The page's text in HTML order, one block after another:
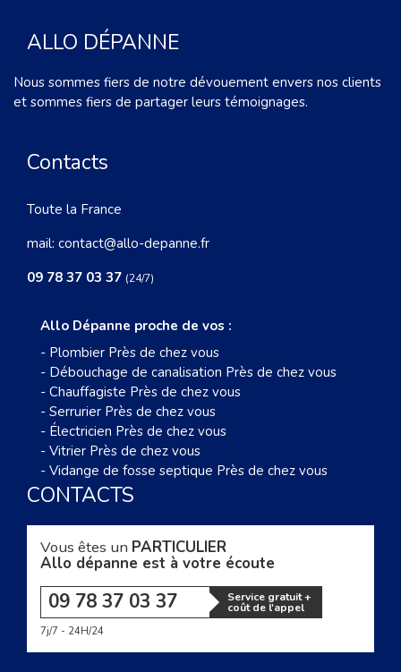
ALLO DÉPANNE
Nous sommes fiers de notre dévouement envers nos clients
et sommes fiers de partager leurs témoignages.
Contacts
Toute la France
mail: contact@allo-depanne.fr
09 78 37 03 37 (24/7)
Allo Dépanne proche de vos :
- Plombier Près de chez vous
- Débouchage de canalisation Près de chez vous
- Chauffagiste Près de chez vous
- Serrurier Près de chez vous
- Électricien Près de chez vous
- Vitrier Près de chez vous
- Vidange de fosse septique Près de chez vous
CONTACTS
Vous êtes un PARTICULIER
Allo dépanne est à votre écoute
09 78 37 03 37 Service gratuit +
coût de l'appel
7j/7 - 24H/24